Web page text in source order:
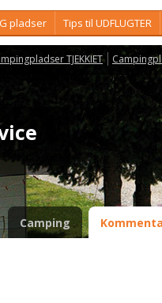
pladser Tips til UDFLUGTER
TJEKKIET
Camping